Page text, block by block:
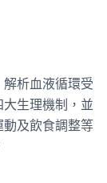
析血液循環受
大生理機制，並
及飲食調整等